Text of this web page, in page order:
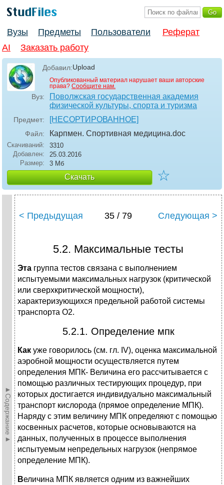
Вузы Предметы Пользователи
Реферат
AI
Заказать работу
Добавил:Upload
Опубликованный материал нарушает ваши авторские
права? Сообщите нам.
Вуз:
Поволжская государственная академия
физической культуры, спорта и туризма
Предмет: [НЕСОРТИРОВАННОЕ]
Файл: Карпмен. Спортивная медицина.doc
Скачиваний:
3310
Добавлен:
25.03.2016
Размер:
3 Мб
Скачать ☆
►Содержание►
< Предыдущая 35 / 79 Следующая >
5.2. Максимальные тесты
Эта группа тестов связана с выполнением
испытуемыми максимальных нагрузок (критической
или сверхкритической мощности),
характеризующихся предельной работой системы
транспорта О2.
5.2.1. Определение мпк
Как уже говорилось (см. гл. IV), оценка максимальной
аэробной мощности осуществляется путем
определения МПК- Величина его рассчитывается с
помощью различных тестирующих процедур, при
которых достигается индивидуально максимальный
транспорт кислорода (прямое определение МПК).
Наряду с этим величину МПК определяют с помощью
косвенных расчетов, которые основываются на
данных, полученных в процессе выполнения
испытуемым непредельных нагрузок (непрямое
определение МПК).
Величина МПК является одним из важнейших